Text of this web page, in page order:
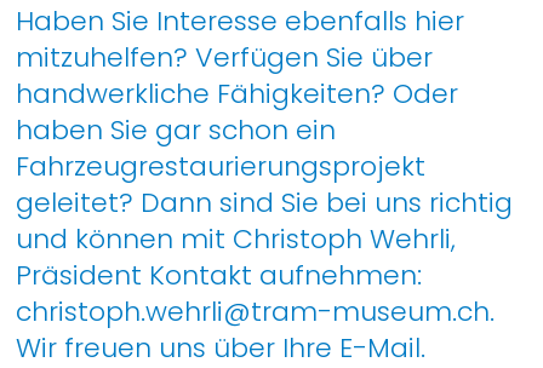
Haben Sie Interesse ebenfalls hier
mitzuhelfen? Verfügen Sie über
handwerkliche Fähigkeiten? Oder
haben Sie gar schon ein
Fahrzeugrestaurierungsprojekt
geleitet? Dann sind Sie bei uns richtig
und können mit Christoph Wehrli,
Präsident Kontakt aufnehmen:
christoph.wehrli@tram-museum.ch.
Wir freuen uns über Ihre E-Mail.